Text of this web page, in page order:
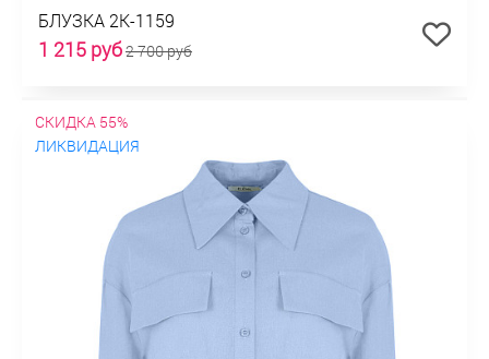
БЛУЗКА 2К-1159
1 215 руб2 700 руб
СКИДКА 55%
ЛИКВИДАЦИЯ